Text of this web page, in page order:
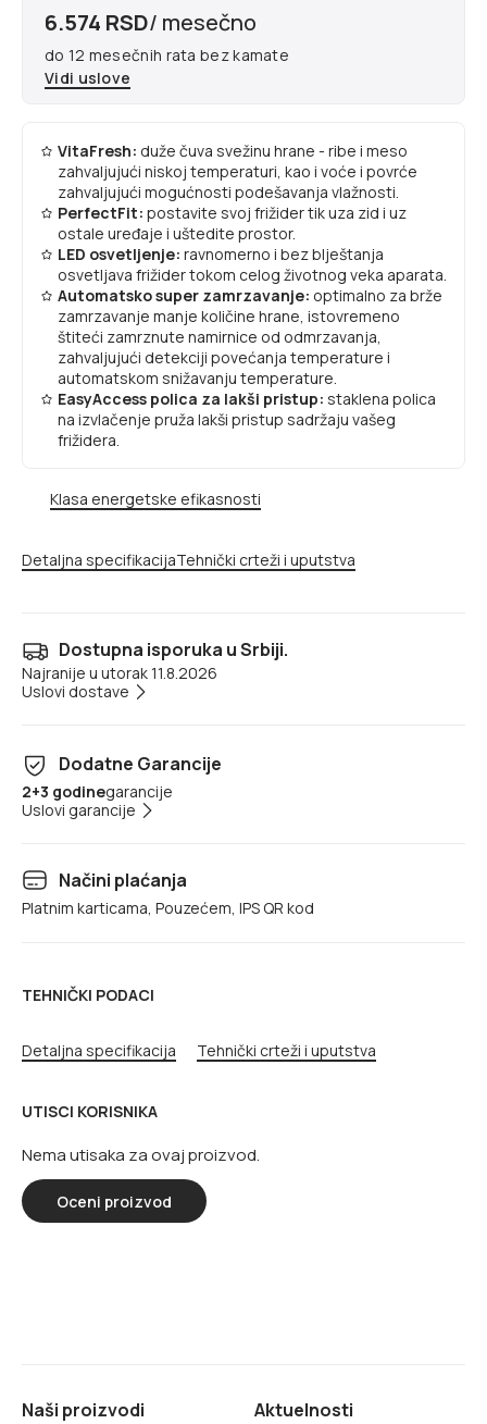
6.574 RSD/ mesečno
do 12 mesečnih rata bez kamate
Vidi uslove
VitaFresh: duže čuva svežinu hrane - ribe i meso
zahvaljujući niskoj temperaturi, kao i voće i povrće
zahvaljujući mogućnosti podešavanja vlažnosti.
PerfectFit: postavite svoj frižider tik uza zid i uz
ostale uređaje i uštedite prostor.
LED osvetljenje: ravnomerno i bez blještanja
osvetljava frižider tokom celog životnog veka aparata.
Automatsko super zamrzavanje: optimalno za brže
zamrzavanje manje količine hrane, istovremeno
štiteći zamrznute namirnice od odmrzavanja,
zahvaljujući detekciji povećanja temperature i
automatskom snižavanju temperature.
EasyAccess polica za lakši pristup: staklena polica
na izvlačenje pruža lakši pristup sadržaju vašeg
frižidera.
Klasa energetske efikasnosti
Detaljna specifikacijaTehnički crteži i uputstva
Dostupna isporuka u Srbiji.
Najranije u utorak 11.8.2026
Uslovi dostave
Dodatne Garancije
2+3 godinegarancije
Uslovi garancije
Načini plaćanja
Platnim karticama, Pouzećem, IPS QR kod
TEHNIČKI PODACI
Detaljna specifikacija Tehnički crteži i uputstva
UTISCI KORISNIKA
Nema utisaka za ovaj proizvod.
Oceni proizvod
Naši proizvodi Aktuelnosti